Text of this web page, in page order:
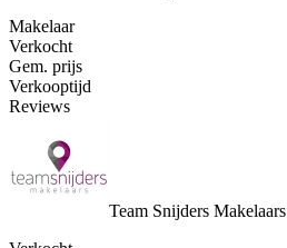
Makelaar
Verkocht
Gem. prijs
Verkooptijd
Reviews
Team Snijders Makelaars